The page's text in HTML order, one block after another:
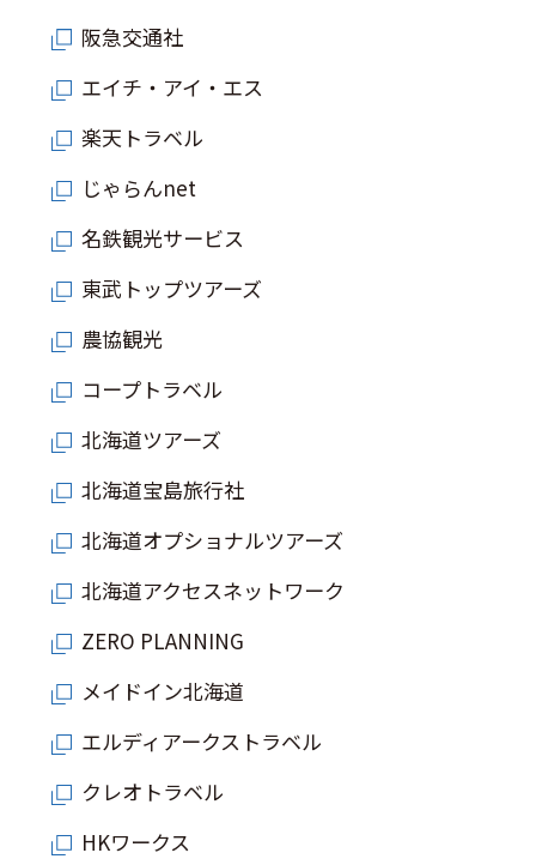
阪急交通社
エイチ・アイ・エス
楽天トラベル
じゃらんnet
名鉄観光サービス
東武トップツアーズ
農協観光
コープトラベル
北海道ツアーズ
北海道宝島旅行社
北海道オプショナルツアーズ
北海道アクセスネットワーク
ZERO PLANNING
メイドイン北海道
エルディアークストラベル
クレオトラベル
HKワークス